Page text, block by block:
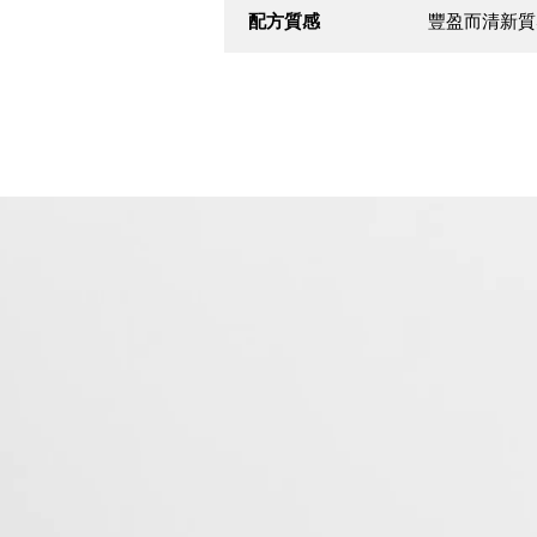
配方質感 豐盈而清新